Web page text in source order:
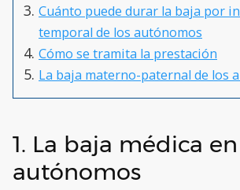
Cuánto puede durar la baja por
temporal de los autónomos
Cómo se tramita la prestación
La baja materno-paternal de los
1. La baja médica en
autónomos